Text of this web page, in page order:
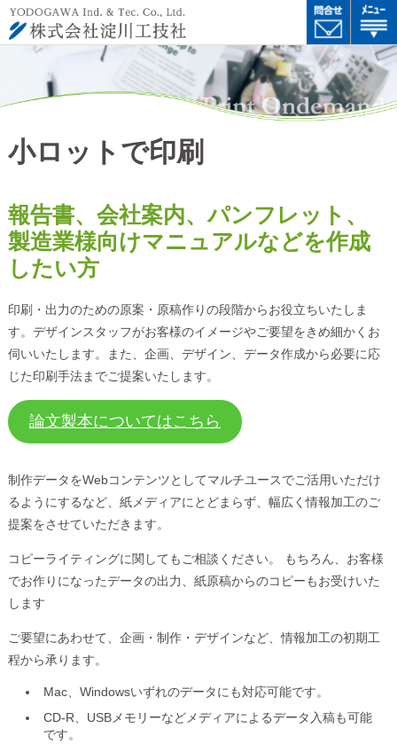
小ロットで印刷
報告書、会社案内、パンフレット、
製造業様向けマニュアルなどを作成
したい方
印刷・出力のための原案・原稿作りの段階からお役立ちいたしま
す。デザインスタッフがお客様のイメージやご要望をきめ細かくお
伺いいたします。また、企画、デザイン、データ作成から必要に応
じた印刷手法までご提案いたします。
論文製本についてはこちら
制作データをWebコンテンツとしてマルチユースでご活用いただけ
るようにするなど、紙メディアにとどまらず、幅広く情報加工のご
提案をさせていただきます。
コピーライティングに関してもご相談ください。 もちろん、お客様
でお作りになったデータの出力、紙原稿からのコピーもお受けいた
します
ご要望にあわせて、企画・制作・デザインなど、情報加工の初期工
程から承ります。
Mac、Windowsいずれのデータにも対応可能です。
CD-R、USBメモリーなどメディアによるデータ入稿も可能
です。